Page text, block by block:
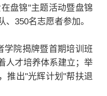
盘锦"主题活动暨盘锦
350名志愿者参加。
院揭牌暨首期培训班
人才培养体系建立；举
推出"光辉计划"帮扶退